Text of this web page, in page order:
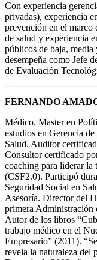
Con experiencia
privadas), experiencia
prevención en el marco
de salud y experiencia
públicos de baja,
desempeña como Jefe
de Evaluación
FERNANDO
Médico. Master en
estudios en Gerencia
Salud. Auditor
Consultor certificado
coaching para liderar la
(CSF2.0). Participó
Seguridad Social en
Asesoría. Director del
primera Administración
Autor de los libros
trabajo médico en el
Empresario” (2011).
revela la naturaleza del